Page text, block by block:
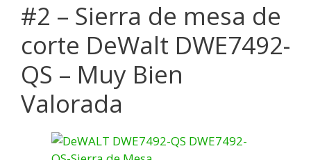
#2 – Sierra de mesa de
corte DeWalt DWE7492-
QS – Muy Bien
Valorada